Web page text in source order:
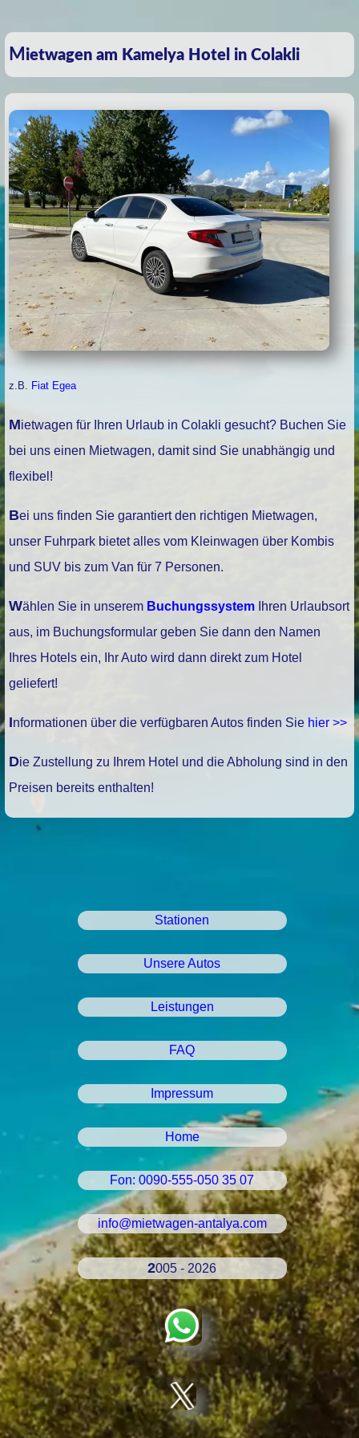
Mietwagen am Kamelya Hotel in Colakli
z.B. Fiat Egea
Mietwagen für Ihren Urlaub in Colakli gesucht? Buchen Sie
bei uns einen Mietwagen, damit sind Sie unabhängig und
flexibel!
Bei uns finden Sie garantiert den richtigen Mietwagen,
unser Fuhrpark bietet alles vom Kleinwagen über Kombis
und SUV bis zum Van für 7 Personen.
Wählen Sie in unserem Buchungssystem Ihren Urlaubsort
aus, im Buchungsformular geben Sie dann den Namen
Ihres Hotels ein, Ihr Auto wird dann direkt zum Hotel
geliefert!
Informationen über die verfügbaren Autos finden Sie hier >>
Die Zustellung zu Ihrem Hotel und die Abholung sind in den
Preisen bereits enthalten!
Stationen
Unsere Autos
Leistungen
FAQ
Impressum
Home
Fon: 0090-555-050 35 07
info@mietwagen-antalya.com
2005 - 2026